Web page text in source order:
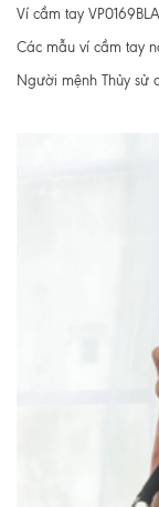
Ví cầm tay
Các mẫu ví cầm tay
Người mệnh Thủy sử